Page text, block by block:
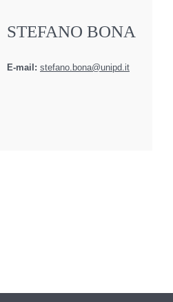
STEFANO BONA
E-mail: stefano.bona@unipd.it